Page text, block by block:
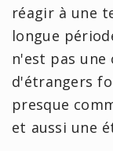
réagir à une
longue
n'est pas
d'étrangers
presque
et aussi une